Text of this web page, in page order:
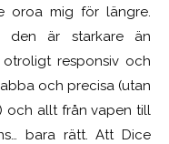
oroa mig för längre.
den är starkare än
otroligt responsiv och
och precisa (utan
) och allt från vapen till
bara rätt. Att Dice